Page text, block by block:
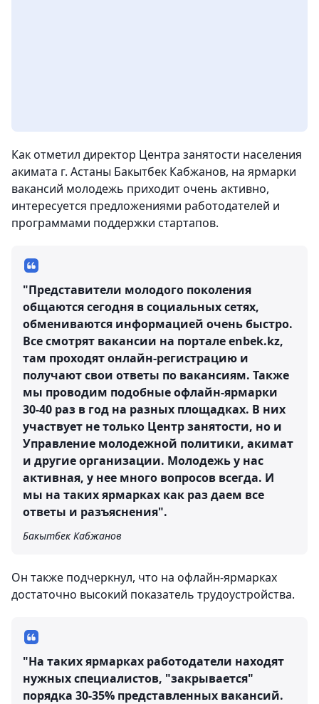
Как отметил директор Центра занятости населения
акимата г. Астаны Бакытбек Кабжанов, на ярмарки
вакансий молодежь приходит очень активно,
интересуется предложениями работодателей и
программами поддержки стартапов.
"Представители молодого поколения
общаются сегодня в социальных сетях,
обмениваются информацией очень быстро.
Все смотрят вакансии на портале enbek.kz,
там проходят онлайн-регистрацию и
получают свои ответы по вакансиям. Также
мы проводим подобные офлайн-ярмарки
30-40 раз в год на разных площадках. В них
участвует не только Центр занятости, но и
Управление молодежной политики, акимат
и другие организации. Молодежь у нас
активная, у нее много вопросов всегда. И
мы на таких ярмарках как раз даем все
ответы и разъяснения".
Бакытбек Кабжанов
Он также подчеркнул, что на офлайн-ярмарках
достаточно высокий показатель трудоустройства.
"На таких ярмарках работодатели находят
нужных специалистов, "закрывается"
порядка 30-35% представленных вакансий.